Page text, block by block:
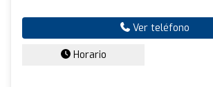
Ver teléfono
Horario